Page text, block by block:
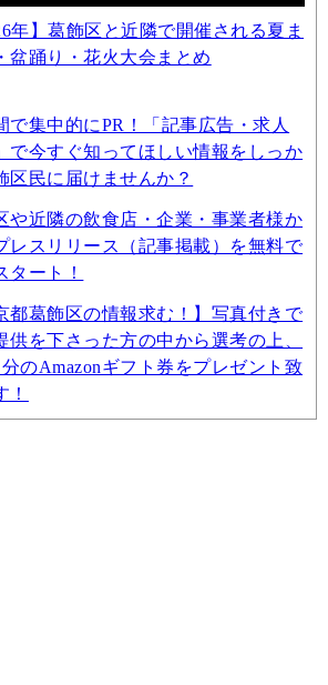
年】葛飾区と近隣で開催される夏ま
盆踊り・花火大会まとめ
で集中的にPR！「記事広告・求人
で今すぐ知ってほしい情報をしっか
区民に届けませんか？
や近隣の飲食店・企業・事業者様か
レスリリース（記事掲載）を無料で
タート！
都葛飾区の情報求む！】写真付きで
供を下さった方の中から選考の上、
分のAmazonギフト券をプレゼント致
！